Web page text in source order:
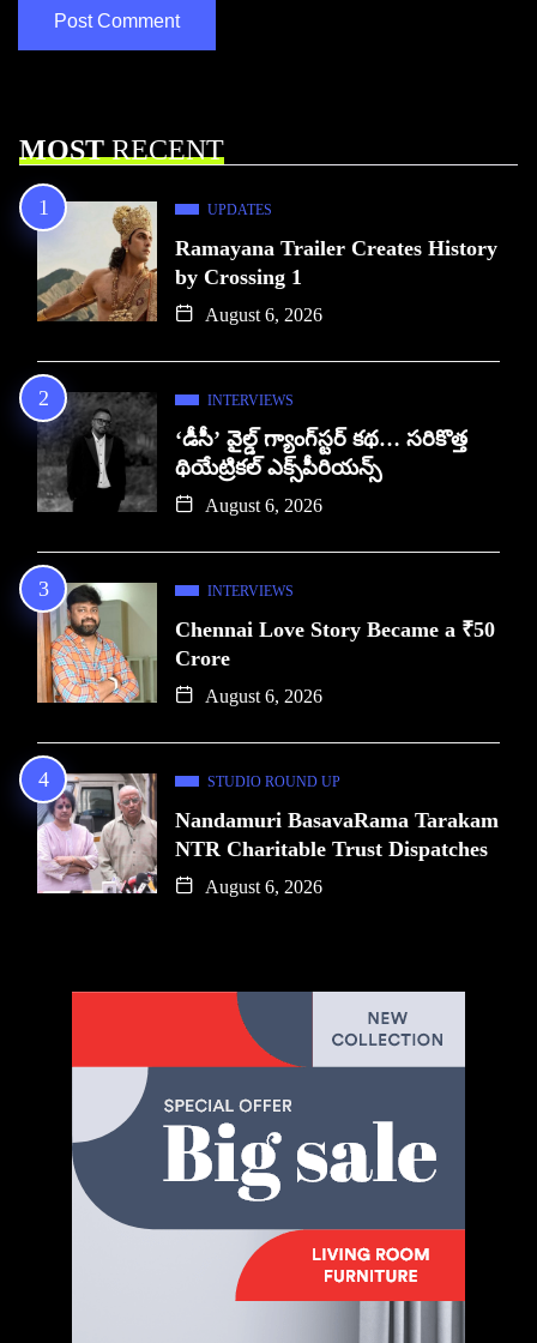
MOSTRECENT
UPDATES
Ramayana Trailer Creates History
by Crossing 1
August 6, 2026
INTERVIEWS
‘డీసీ’ వైల్డ్ గ్యాంగ్‌స్టర్ కథ… సరికొత్త
థియేట్రికల్ ఎక్స్‌పీరియన్స్
August 6, 2026
INTERVIEWS
Chennai Love Story Became a ₹50
Crore
August 6, 2026
STUDIO ROUND UP
Nandamuri BasavaRama Tarakam
NTR Charitable Trust Dispatches
August 6, 2026